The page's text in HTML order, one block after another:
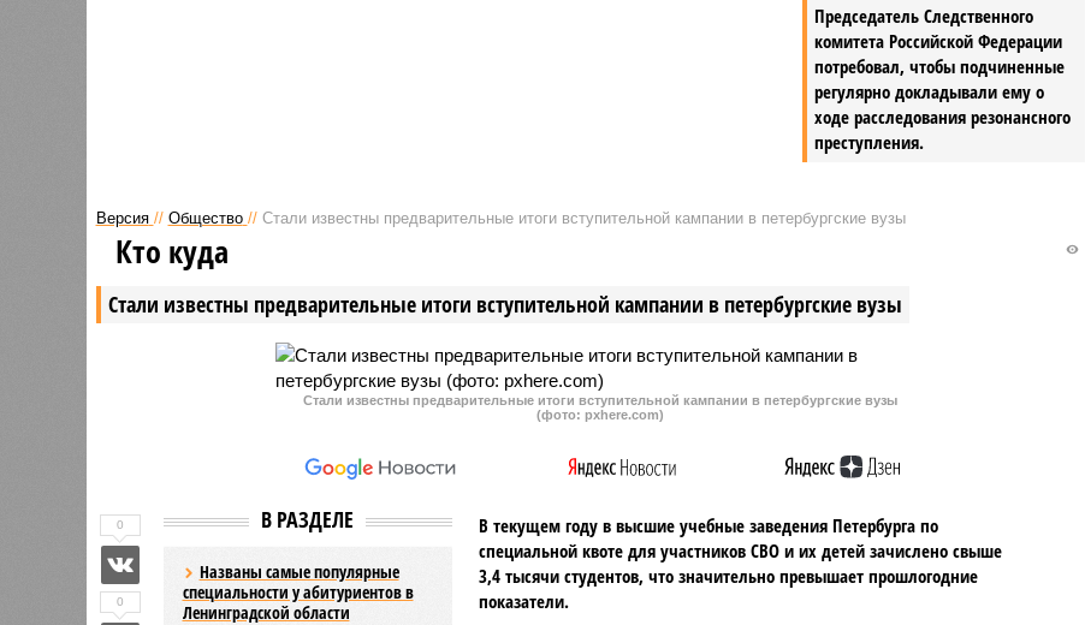
Председатель Следственного
комитета Российской Федерации
потребовал, чтобы подчиненные
регулярно докладывали ему о
ходе расследования резонансного
преступления.
Версия // Общество // Стали известны предварительные итоги вступительной кампании в петербургские вузы
Стали известны предварительные итоги вступительной кампании в петербургские вузы
Кто куда
Стали известны предварительные итоги вступительной кампании в петербургские вузы
(фото: pxhere.com)
В РАЗДЕЛЕ
Названы самые популярные
специальности у абитуриентов в
Ленинградской области
В текущем году в высшие учебные заведения Петербурга по
специальной квоте для участников СВО и их детей зачислено свыше
3,4 тысячи студентов, что значительно превышает прошлогодние
показатели.
0
0